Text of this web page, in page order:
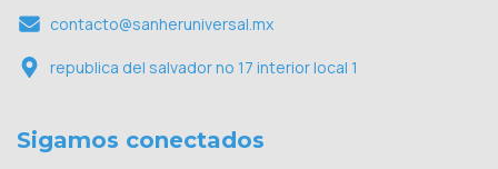
contacto@sanheruniversal.mx
republica del salvador no 17 interior local 1
Sigamos conectados